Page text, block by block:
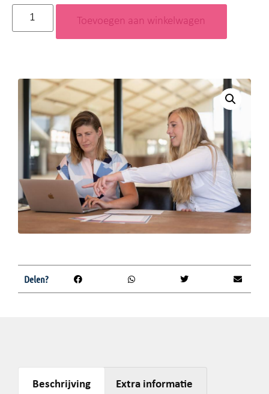
Toevoegen aan winkelwagen
Delen?
Beschrijving Extra informatie